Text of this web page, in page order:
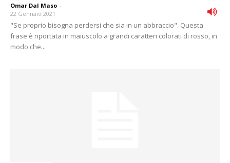
Omar Dal Maso -
22 Gennaio 2021
"Se proprio bisogna perdersi che sia in un abbraccio". Questa
frase è riportata in maiuscolo a grandi caratteri colorati di rosso, in
modo che...